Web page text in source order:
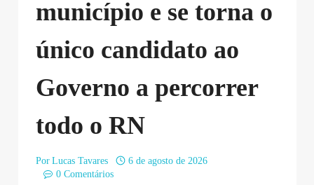
município e se torna o
único candidato ao
Governo a percorrer
todo o RN
Por Lucas Tavares
6 de agosto de 2026
0 Comentários